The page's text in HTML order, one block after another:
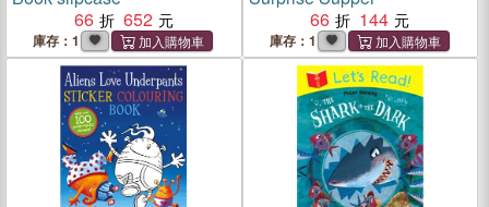
66
652
庫存：1
66
144
庫存：1